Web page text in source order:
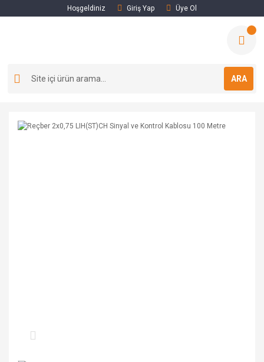
Hoşgeldiniz Giriş Yap Üye Ol
ARA